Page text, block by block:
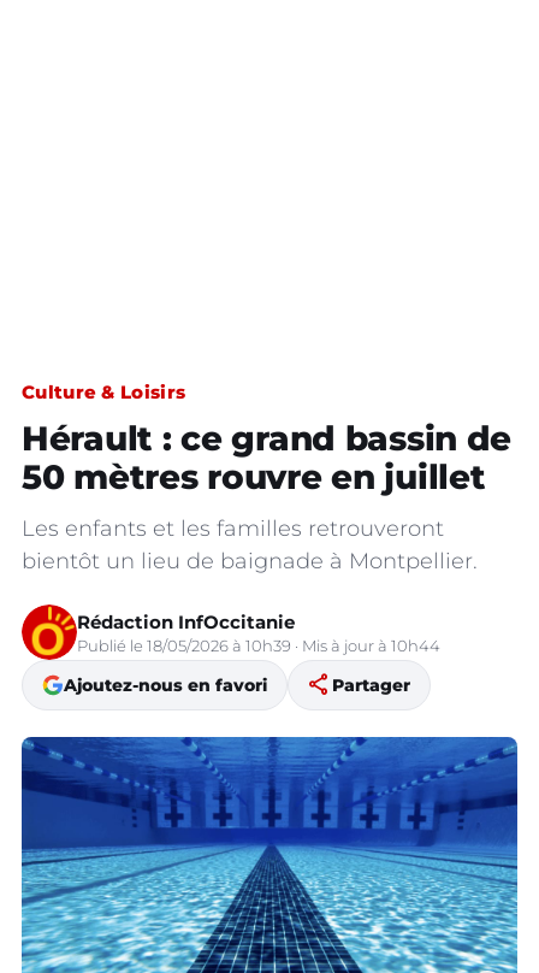
Culture & Loisirs
Hérault : ce grand bassin de
50 mètres rouvre en juillet
Les enfants et les familles retrouveront
bientôt un lieu de baignade à Montpellier.
Rédaction InfOccitanie
Publié le 18/05/2026 à 10h39 · Mis à jour à 10h44
Ajoutez-nous en favori share Partager